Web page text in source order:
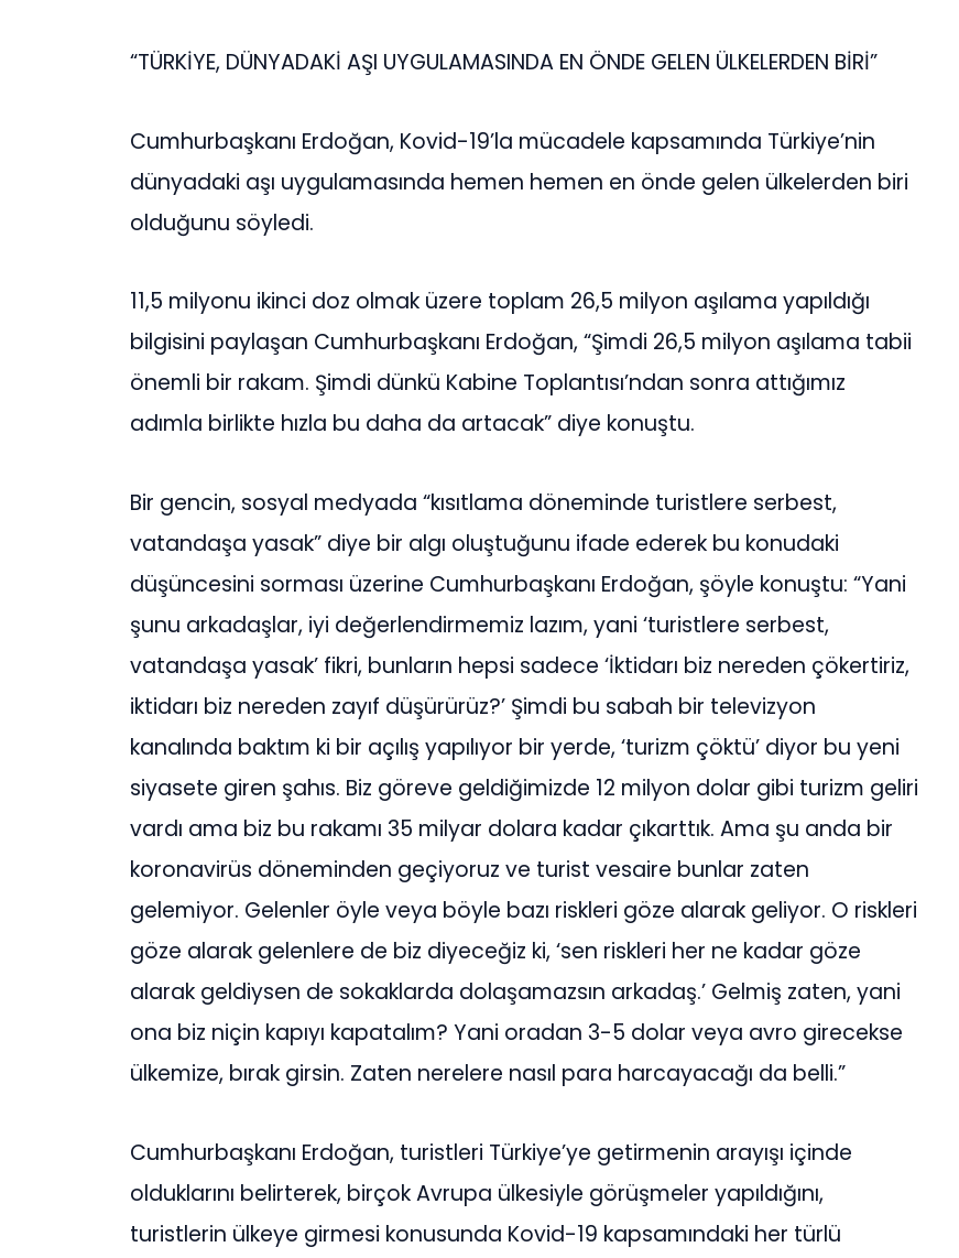
“TÜRKİYE, DÜNYADAKİ AŞI UYGULAMASINDA EN ÖNDE GELEN ÜLKELERDEN BİRİ”
Cumhurbaşkanı Erdoğan, Kovid-19’la mücadele kapsamında Türkiye’nin
dünyadaki aşı uygulamasında hemen hemen en önde gelen ülkelerden biri
olduğunu söyledi.
11,5 milyonu ikinci doz olmak üzere toplam 26,5 milyon aşılama yapıldığı
bilgisini paylaşan Cumhurbaşkanı Erdoğan, “Şimdi 26,5 milyon aşılama tabii
önemli bir rakam. Şimdi dünkü Kabine Toplantısı’ndan sonra attığımız
adımla birlikte hızla bu daha da artacak” diye konuştu.
Bir gencin, sosyal medyada “kısıtlama döneminde turistlere serbest,
vatandaşa yasak” diye bir algı oluştuğunu ifade ederek bu konudaki
düşüncesini sorması üzerine Cumhurbaşkanı Erdoğan, şöyle konuştu: “Yani
şunu arkadaşlar, iyi değerlendirmemiz lazım, yani ‘turistlere serbest,
vatandaşa yasak’ fikri, bunların hepsi sadece ‘İktidarı biz nereden çökertiriz,
iktidarı biz nereden zayıf düşürürüz?’ Şimdi bu sabah bir televizyon
kanalında baktım ki bir açılış yapılıyor bir yerde, ‘turizm çöktü’ diyor bu yeni
siyasete giren şahıs. Biz göreve geldiğimizde 12 milyon dolar gibi turizm geliri
vardı ama biz bu rakamı 35 milyar dolara kadar çıkarttık. Ama şu anda bir
koronavirüs döneminden geçiyoruz ve turist vesaire bunlar zaten
gelemiyor. Gelenler öyle veya böyle bazı riskleri göze alarak geliyor. O riskleri
göze alarak gelenlere de biz diyeceğiz ki, ‘sen riskleri her ne kadar göze
alarak geldiysen de sokaklarda dolaşamazsın arkadaş.’ Gelmiş zaten, yani
ona biz niçin kapıyı kapatalım? Yani oradan 3-5 dolar veya avro girecekse
ülkemize, bırak girsin. Zaten nerelere nasıl para harcayacağı da belli.”
Cumhurbaşkanı Erdoğan, turistleri Türkiye’ye getirmenin arayışı içinde
olduklarını belirterek, birçok Avrupa ülkesiyle görüşmeler yapıldığını,
turistlerin ülkeye girmesi konusunda Kovid-19 kapsamındaki her türlü